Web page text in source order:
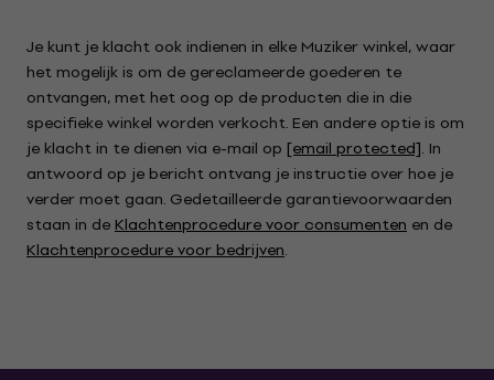
Je kunt je klacht ook indienen in elke Muziker winkel, waar
het mogelijk is om de gereclameerde goederen te
ontvangen, met het oog op de producten die in die
specifieke winkel worden verkocht. Een andere optie is om
je klacht in te dienen via e-mail op [email protected]. In
antwoord op je bericht ontvang je instructie over hoe je
verder moet gaan. Gedetailleerde garantievoorwaarden
staan in deKlachtenprocedure voor consumenten en de
Klachtenprocedure voor bedrijven.